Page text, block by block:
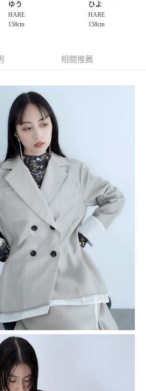
台灣大哥大用戶可立即使用無須另外申請。
期」，訂單成立後會自動跳轉到大哥付的交易
及費用金額請依後續交易確認頁面所載為準。
前往確認交易或遇審核未通過，訂單將自動取
，「大哥付你分期」於每月結算日後寄送繳費提
，可選擇「超商條碼／台灣大直營門市／銀行轉
」等通路繳費。
股份有限公司」（以下簡稱本公司）所提供，讓
務購買商品或服務，並由商店將買賣／分期付款
，依約使用本公司帳單繳交帳款。
付你分期」之契約關係目的，商店將以您的個人
址）提供予台灣大哥大進項蒐集、處理及利用，
帳單所需資料之確認、核對及更正。
以下連結：
https://oppay.tw/userRule
務後，再付款。
流程】
先享後付」後，將跳轉至「AFTEE先享後付」
確認金額後，即可完成結帳。
收到繳費通知簡訊。
天內，點擊此簡訊中的連結，可透過四大超商／
式進行付款，方視為交易完成。
下不需立刻繳費，但若您需要取消訂單，請聯絡
同意取消之訂單仍視為有效，需透過AFTEE先享
先享後付 」之結帳頁面顯示為準，若有關於
消欲退款等相關疑問，請聯繫「AFTEE先享後付
support/home
限公司提供之「AFTEE先享後付」服務完成之交
內提供個人資料，並將交易相關給付款項請求債
公司。
，請瀏覽以下網址：
https://aftee.tw/terms/#terms3
徵得法定代理人或監護人之同意方可使用
經同意申辦者引起之損失，本公司不負相關責
」時，將依據個別帳號之用戶狀況，依本公司即
；若仍有額度不足之情形，本公司將視審查結果
或使用他人資訊註冊。若發現惡意使用之情形，
權停止該用戶之使用額度並採取法律行動。
含以上)免運費
含以上)免運費
含以上)免運費
含以上)免運費
含以上)免運費
ゆう
HARE
158cm
ひよ
HARE
158cm
相關推薦